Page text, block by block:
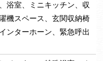
浴室、ミニキッチン、収
機スペース、玄関収納椅
ンターホーン、緊急呼出